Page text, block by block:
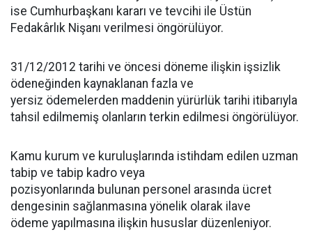
ise Cumhurbaşkanı kararı ve tevcihi ile Üstün
Fedakârlık Nişanı verilmesi öngörülüyor.
31/12/2012 tarihi ve öncesi döneme ilişkin işsizlik
ödeneğinden kaynaklanan fazla ve
yersiz ödemelerden maddenin yürürlük tarihi itibarıyla
tahsil edilmemiş olanların terkin edilmesi öngörülüyor.
Kamu kurum ve kuruluşlarında istihdam edilen uzman
tabip ve tabip kadro veya
pozisyonlarında bulunan personel arasında ücret
dengesinin sağlanmasına yönelik olarak ilave
ödeme yapılmasına ilişkin hususlar düzenleniyor.